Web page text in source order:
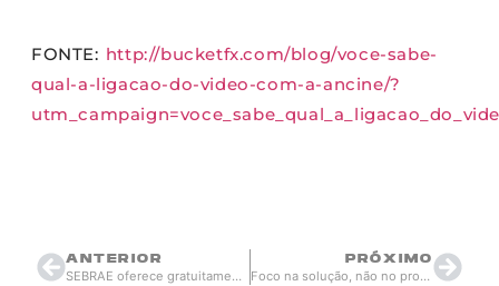
FONTE: http://bucketfx.com/blog/voce-sabe-
qual-a-ligacao-do-video-com-a-ancine/?
ANTERIOR
SEBRAE oferece gratuitamente apostilas de Marketing Digital
PRÓXIMO
Foco na solução, não no problema!